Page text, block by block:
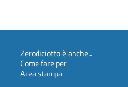
Zerodiciotto è anche...
Come fare per
Area stampa